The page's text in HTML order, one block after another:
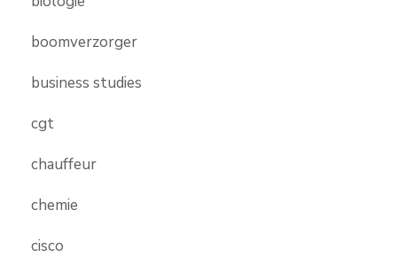
boomverzorger
business studies
cgt
chauffeur
chemie
cisco